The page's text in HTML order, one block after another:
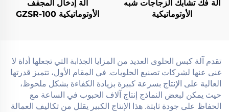
آلة فك تشابك الزجاجات شبه
الأوتوماتيكية
آلة إدخال المجفف
الأوتوماتيكية GZSR-100
تقدم آلة كبس الحلوى العديد من المزايا الجذابة التي تجعلها أداة لا
غنى عنها لشركات تصنيع الحلويات. في المقام الأول، تتميز قدرتها
العالية على الإنتاج بسرعة كبيرة بزيادة الكفاءة بشكل ملحوظ،
حيث يمكن لبعض النماذج إنتاج آلاف الحبوب في الساعة مع
الحفاظ على جودة ثابتة. هذا الإنتاج الكبير يقلل من تكاليف العمالة